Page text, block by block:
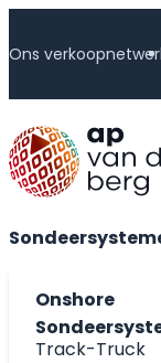
Ons
Genomineerd
Onshore
Track-Truck